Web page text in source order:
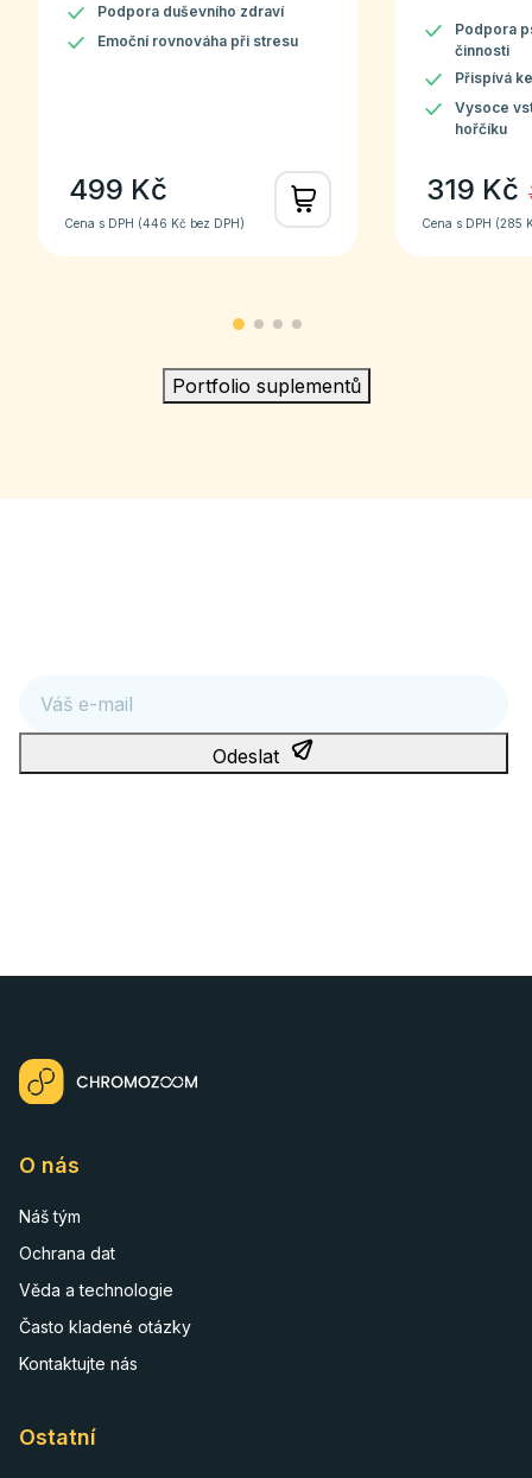
Podpora duševního zdraví
Emoční rovnováha při stresu
499 Kč
Cena s DPH (446 Kč bez DPH)
Podpora
činnosti
Přispívá
Vysoce
hořčíku
319 Kč
Cena s DPH (285
Portfolio suplementů
Odeslat
O nás
Náš tým
Ochrana dat
Věda a technologie
Často kladené otázky
Kontaktujte nás
Ostatní